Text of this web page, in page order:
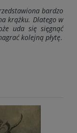
bardzo
krążku. Dlatego w
uda się sięgnąć
kolejną płytę.